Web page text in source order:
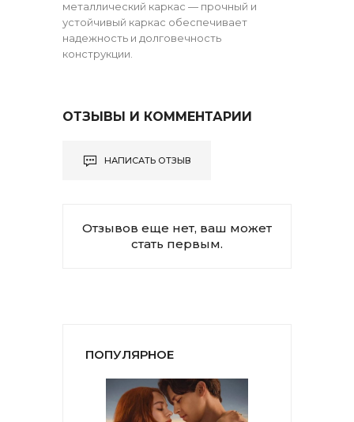
металлический каркас — прочный и
устойчивый каркас обеспечивает
надежность и долговечность
конструкции.
ОТЗЫВЫ И КОММЕНТАРИИ
НАПИСАТЬ ОТЗЫВ
Отзывов еще нет, ваш может
стать первым.
ПОПУЛЯРНОЕ